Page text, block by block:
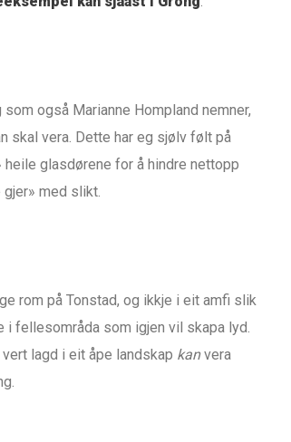
også Marianne Hompland nemner,
skal vera. Dette har eg sjølv følt på
glasdørene for å hindre nettopp
med slikt.
rom på Tonstad, og ikkje i eit amfi slik
fellesområda som igjen vil skapa lyd.
lagd i eit åpe landskap kanvera